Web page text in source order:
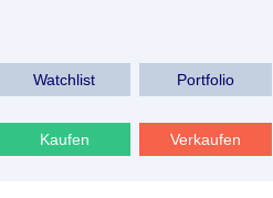
Watchlist Portfolio
Kaufen Verkaufen